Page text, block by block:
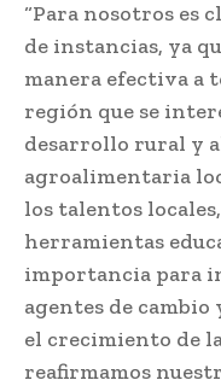
“Para nosotros es
de instancias, ya
manera efectiva a
región que se
desarrollo rural y
agroalimentaria
los talentos
herramientas
importancia para
agentes de
el crecimiento de
reafirmamos